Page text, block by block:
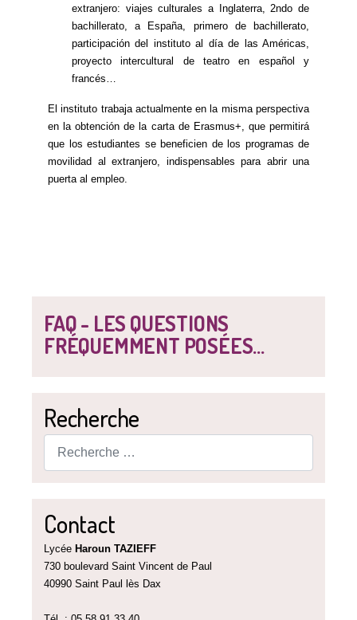
FAQ - LES QUESTIONS
FRÉQUEMMENT POSÉES...
Recherche
Contact
Lycée Haroun TAZIEFF
730 boulevard Saint Vincent de Paul
40990 Saint Paul lès Dax
extranjero: viajes culturales a Inglaterra, 2ndo de
bachillerato, a España, primero de bachillerato,
participación del instituto al día de las Américas,
proyecto intercultural de teatro en español y
francés…
El instituto trabaja actualmente en la misma perspectiva
en la obtención de la carta de Erasmus+, que permitirá
que los estudiantes se beneficien de los programas de
movilidad al extranjero, indispensables para abrir una
puerta al empleo.